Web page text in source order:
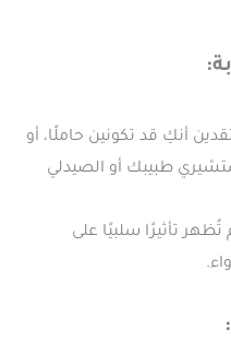
أنكِ قد تكونين حاملًا، أو
طبيبك أو الصيدلي
تأثيرًا سلبيًا على